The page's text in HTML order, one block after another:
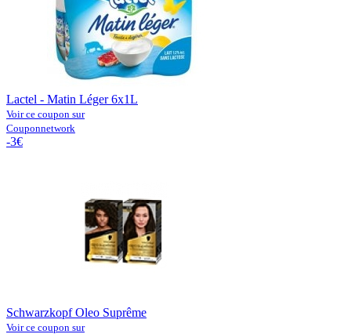
Lactel - Matin Léger 6x1L
Voir ce coupon sur
Couponnetwork
-3€
Schwarzkopf Oleo Suprême
Voir ce coupon sur